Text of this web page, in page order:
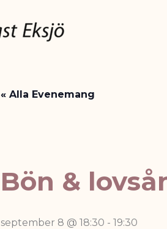
« Alla Evenemang
Bön &
september 8 @ 18:30 - 19:30